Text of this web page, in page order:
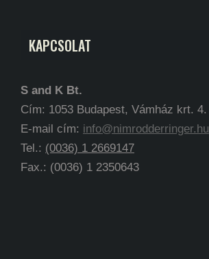
KAPCSOLAT
S and K Bt.
Cím: 1053 Budapest, Vámház krt. 4.
E-mail cím: info@nimrodderringer.hu
Tel.: (0036) 1 2669147
Fax.: (0036) 1 2350643